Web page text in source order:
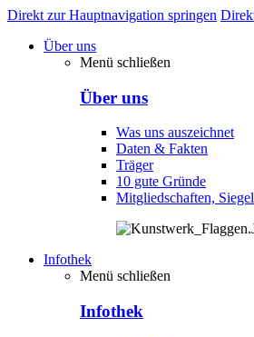
Direkt zur Hauptnavigation springen
Über uns
Menü schließen
Über uns
Was uns auszeichnet
Daten & Fakten
Träger
10 gute Gründe
Mitgliedschaften,
Infothek
Menü schließen
Infothek